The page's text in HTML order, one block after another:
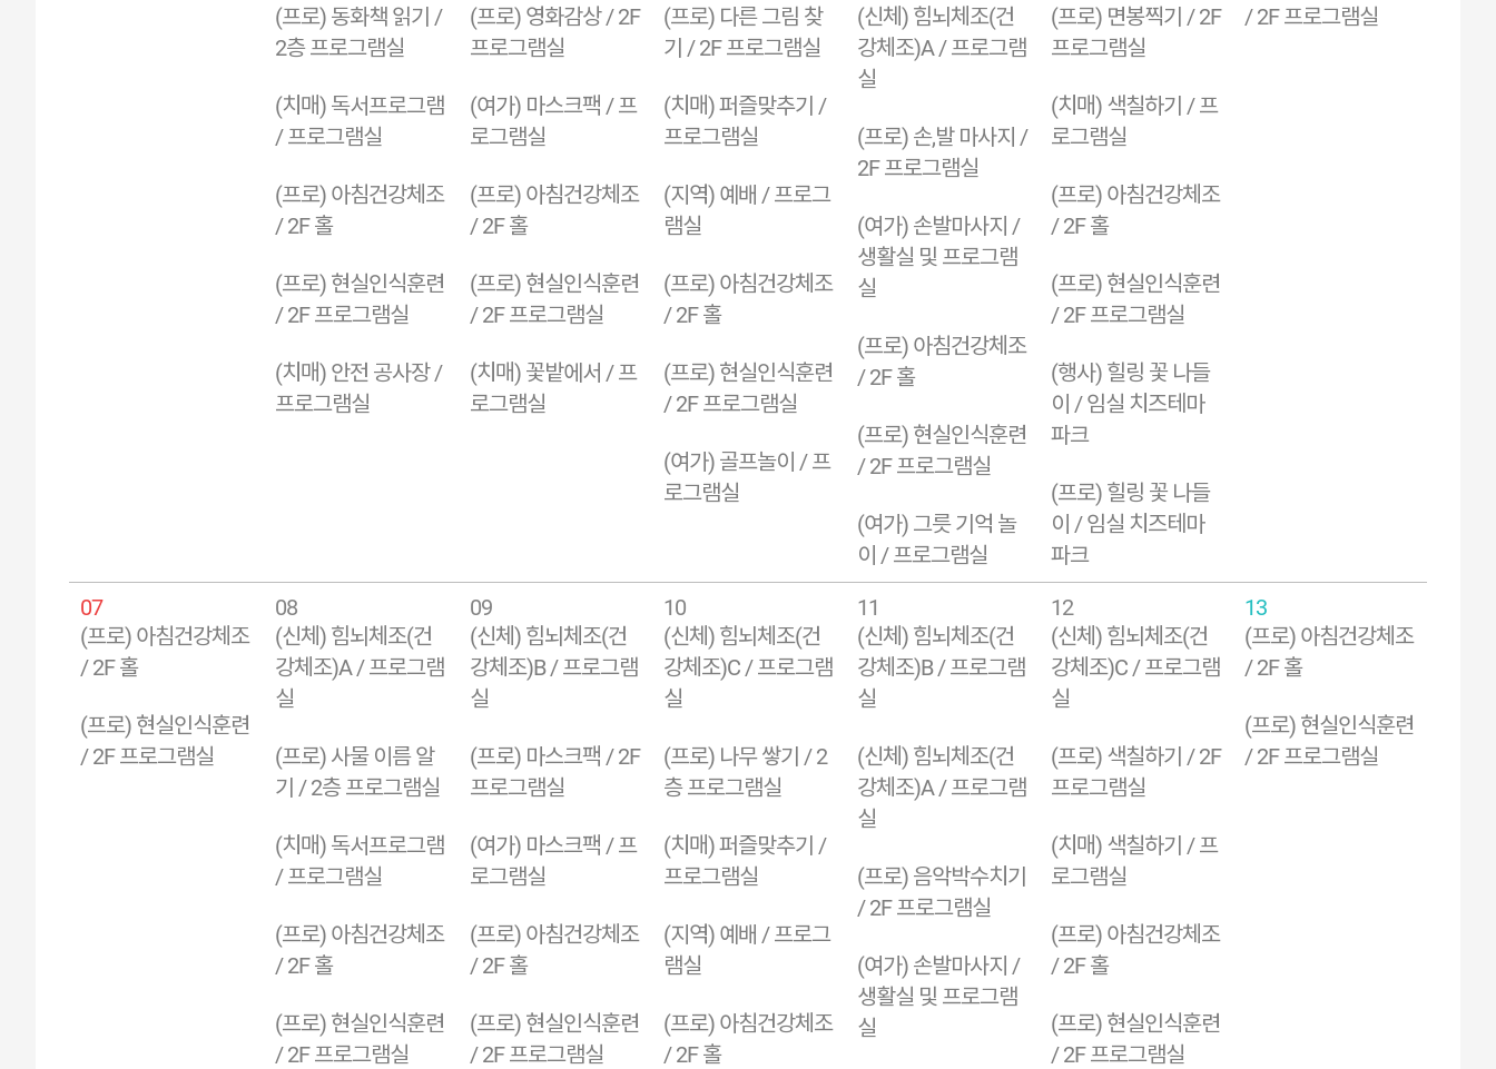
(프로) 동화책 읽기 /
2층 프로그램실
(치매) 독서프로그램
/ 프로그램실
(프로) 아침건강체조
/ 2F 홀
(프로) 현실인식훈련
/ 2F 프로그램실
(치매) 안전 공사장 /
프로그램실
(프로) 영화감상 / 2F
프로그램실
(여가) 마스크팩 / 프
로그램실
(프로) 아침건강체조
/ 2F 홀
(프로) 현실인식훈련
/ 2F 프로그램실
(치매) 꽃밭에서 / 프
로그램실
(프로) 다른 그림 찾
기 / 2F 프로그램실
(치매) 퍼즐맞추기 /
프로그램실
(지역) 예배 / 프로그
램실
(프로) 아침건강체조
/ 2F 홀
(프로) 현실인식훈련
/ 2F 프로그램실
(여가) 골프놀이 / 프
로그램실
(신체) 힘뇌체조(건
강체조)A / 프로그램
실
(프로) 손,발 마사지 /
2F 프로그램실
(여가) 손발마사지 /
생활실 및 프로그램
실
(프로) 아침건강체조
/ 2F 홀
(프로) 현실인식훈련
/ 2F 프로그램실
(여가) 그릇 기억 놀
이 / 프로그램실
(프로) 면봉찍기 / 2F
프로그램실
(치매) 색칠하기 / 프
로그램실
(프로) 아침건강체조
/ 2F 홀
(프로) 현실인식훈련
/ 2F 프로그램실
(행사) 힐링 꽃 나들
이 / 임실 치즈테마
파크
(프로) 힐링 꽃 나들
이 / 임실 치즈테마
파크
/ 2F 프로그램실
07
(프로) 아침건강체조
/ 2F 홀
(프로) 현실인식훈련
/ 2F 프로그램실
08
(신체) 힘뇌체조(건
강체조)A / 프로그램
실
(프로) 사물 이름 알
기 / 2층 프로그램실
(치매) 독서프로그램
/ 프로그램실
(프로) 아침건강체조
/ 2F 홀
(프로) 현실인식훈련
/ 2F 프로그램실
09
(신체) 힘뇌체조(건
강체조)B / 프로그램
실
(프로) 마스크팩 / 2F
프로그램실
(여가) 마스크팩 / 프
로그램실
(프로) 아침건강체조
/ 2F 홀
(프로) 현실인식훈련
/ 2F 프로그램실
10
(신체) 힘뇌체조(건
강체조)C / 프로그램
실
(프로) 나무 쌓기 / 2
층 프로그램실
(치매) 퍼즐맞추기 /
프로그램실
(지역) 예배 / 프로그
램실
(프로) 아침건강체조
/ 2F 홀
11
(신체) 힘뇌체조(건
강체조)B / 프로그램
실
(신체) 힘뇌체조(건
강체조)A / 프로그램
실
(프로) 음악박수치기
/ 2F 프로그램실
(여가) 손발마사지 /
생활실 및 프로그램
실
12
(신체) 힘뇌체조(건
강체조)C / 프로그램
실
(프로) 색칠하기 / 2F
프로그램실
(치매) 색칠하기 / 프
로그램실
(프로) 아침건강체조
/ 2F 홀
(프로) 현실인식훈련
/ 2F 프로그램실
13
(프로) 아침건강체조
/ 2F 홀
(프로) 현실인식훈련
/ 2F 프로그램실